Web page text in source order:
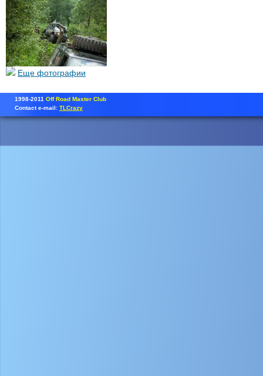
Еще фотографии
1998-2011 Off Road Master Club
Contact e-mail: TLCrazy